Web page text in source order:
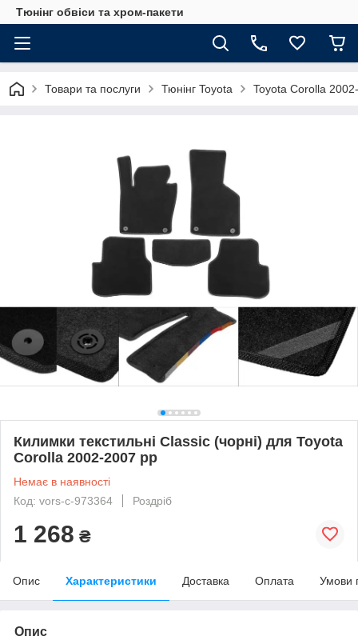
Тюнінг обвіси та хром-пакети
Товари та послуги Тюнінг Toyota Toyota Corolla
Килимки текстильні Classic (чорні) для Toyota
Corolla 2002-2007 рр
Немає в наявності
Код: vors-c-973364
Роздріб
1 268 ₴
Опис Характеристики Доставка Оплата Умови
Опис